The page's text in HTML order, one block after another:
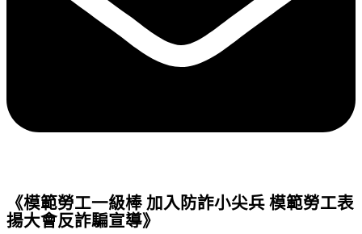
《模範勞工一級棒 加入防詐小尖兵 模範勞工表
揚大會反詐騙宣導》